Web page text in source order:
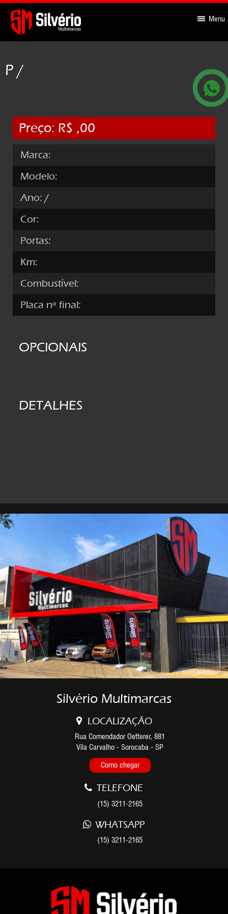
-->
Menu
P /
Preço: R$ ,00
Marca:
Modelo:
Ano: /
Cor:
Portas:
Km:
Combustível:
Placa nº final:
OPCIONAIS
DETALHES
Silvério Multimarcas
LOCALIZAÇÃO
Rua Comendador Oetterer, 881
Vila Carvalho - Sorocaba - SP
Como chegar
TELEFONE
(15) 3211-2165
WHATSAPP
(15) 3211-2165